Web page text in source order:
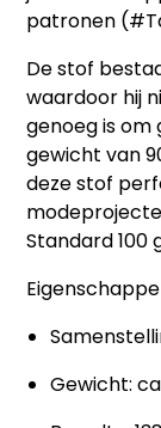
patronen
De stof
waardoor hij
genoeg is om
gewicht van
deze stof
Standard 100
Gewicht: